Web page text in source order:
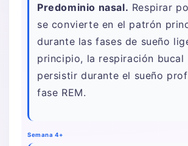
Predominio nasal. Respirar
se convierte en el patrón
durante las fases de sueño
principio, la respiración bucal
persistir durante el sueño
fase REM.
Semana 4+